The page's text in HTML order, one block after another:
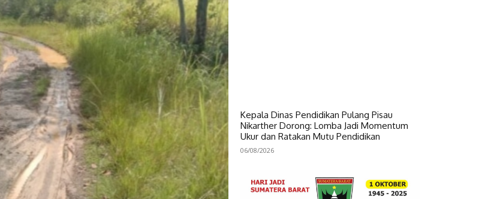
Kepala Dinas Pendidikan Pulang Pisau
Nikarther Dorong: Lomba Jadi Momentum
Ukur dan Ratakan Mutu Pendidikan
06/08/2026